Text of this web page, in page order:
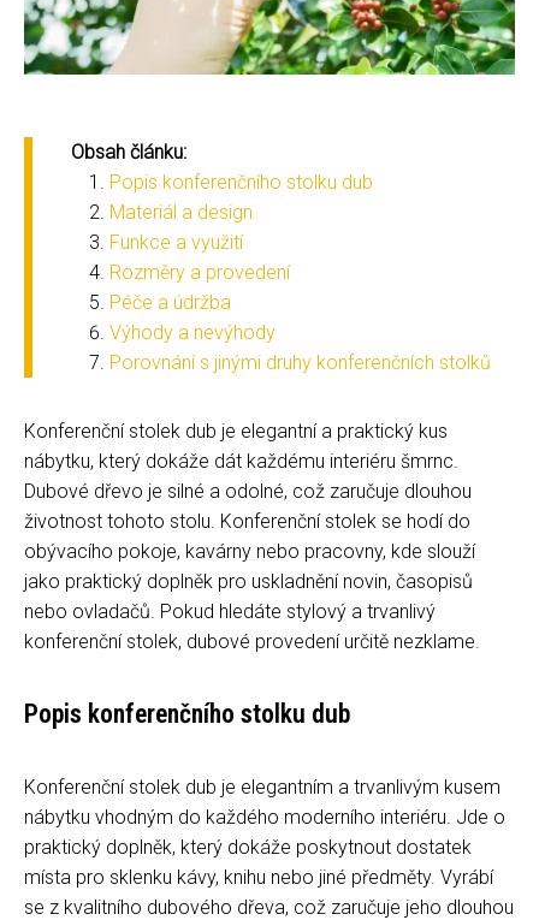
Obsah článku:
Popis konferenčního stolku dub
Materiál a design
Funkce a využití
Rozměry a provedení
Péče a údržba
Výhody a nevýhody
Porovnání s jinými druhy konferenčních stolků
Konferenční stolek dub je elegantní a praktický kus
nábytku, který dokáže dát každému interiéru šmrnc.
Dubové dřevo je silné a odolné, což zaručuje dlouhou
životnost tohoto stolu. Konferenční stolek se hodí do
obývacího pokoje, kavárny nebo pracovny, kde slouží
jako praktický doplněk pro uskladnění novin, časopisů
nebo ovladačů. Pokud hledáte stylový a trvanlivý
konferenční stolek, dubové provedení určitě nezklame.
Popis konferenčního stolku dub
Konferenční stolek dub je elegantním a trvanlivým kusem
nábytku vhodným do každého moderního interiéru. Jde o
praktický doplněk, který dokáže poskytnout dostatek
místa pro sklenku kávy, knihu nebo jiné předměty. Vyrábí
se z kvalitního dubového dřeva, což zaručuje jeho dlouhou